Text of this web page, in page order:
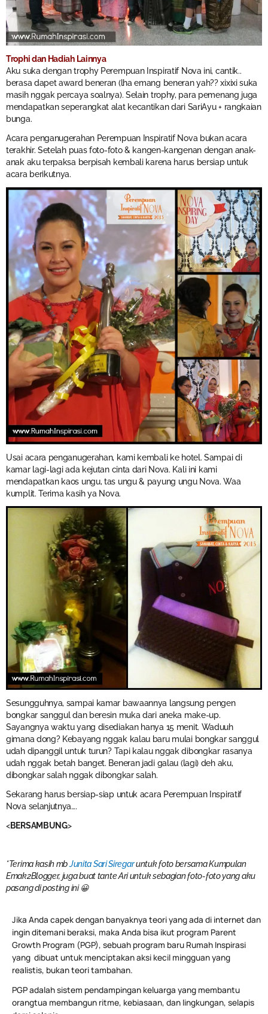
Trophi dan Hadiah Lainnya
Aku suka dengan trophy Perempuan Inspiratif Nova ini, cantik..
berasa dapet award beneran (lha emang beneran yah?? xixixi suka
masih nggak percaya soalnya). Selain trophy, para pemenang juga
mendapatkan seperangkat alat kecantikan dari SariAyu + rangkaian
bunga.
Acara penganugerahan Perempuan Inspiratif Nova bukan acara
terakhir. Setelah puas foto-foto & kangen-kangenan dengan anak-
anak aku terpaksa berpisah kembali karena harus bersiap untuk
acara berikutnya.
Usai acara penganugerahan, kami kembali ke hotel. Sampai di
kamar lagi-lagi ada kejutan cinta dari Nova. Kali ini kami
mendapatkan kaos ungu, tas ungu & payung ungu Nova. Waa
kumplit. Terima kasih ya Nova.
Sesungguhnya, sampai kamar bawaannya langsung pengen
bongkar sanggul dan beresin muka dari aneka make-up.
Sayangnya waktu yang disediakan hanya 15 menit. Waduuh
gimana dong? Kebayang nggak kalau baru mulai bongkar sanggul
udah dipanggil untuk turun? Tapi kalau nggak dibongkar rasanya
udah nggak betah banget. Beneran jadi galau (lagi) deh aku,
dibongkar salah nggak dibongkar salah.
Sekarang harus bersiap-siap untuk acara Perempuan Inspiratif
Nova selanjutnya….
<BERSAMBUNG>
*Terima kasih mbJunita Sari Siregaruntuk foto bersama Kumpulan
Emak2Blogger, juga buat tante Ari untuk sebagian foto-foto yang aku
pasang di posting ini 😀
Jika Anda capek dengan banyaknya teori yang ada di internet dan
ingin ditemani beraksi, maka Anda bisa ikut program Parent
Growth Program (PGP), sebuah program baru Rumah Inspirasi
yang dibuat untuk menciptakan aksi kecil mingguan yang
realistis, bukan teori tambahan.
PGP adalah sistem pendampingan keluarga yang membantu
orangtua membangun ritme, kebiasaan, dan lingkungan, selapis